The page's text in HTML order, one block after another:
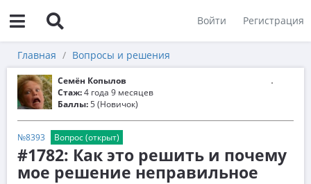
Войти Регистрация
Главная Вопросы и решения
Семён Копылов
Стаж:4 года 9 месяцев
Баллы:5 (Новичок)
№8393 Вопрос (открыт)
#1782: Как это решить и почему
мое решение неправильное